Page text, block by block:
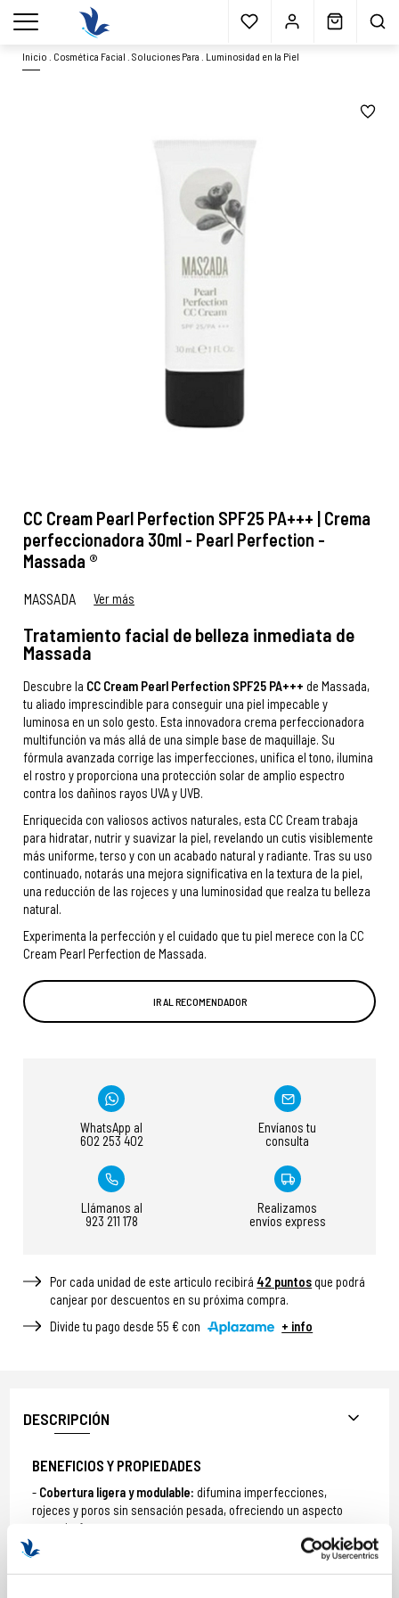
Envío gratisa partir 40€* Muestras gratis Blog
menu
Inicio Cosmética Facial .Soluciones Para Luminosidad en la Piel
CC Cream Pearl Perfection SPF25 PA+++ | Crema
perfeccionadora 30ml - Pearl Perfection -
Massada ®
MASSADA Ver más
Tratamiento facial de belleza inmediata de
Massada
Descubre la CC Cream Pearl Perfection SPF25 PA+++ de Massada,
tu aliado imprescindible para conseguir una piel impecable y
luminosa en un solo gesto. Esta innovadora crema perfeccionadora
multifunción va más allá de una simple base de maquillaje. Su
fórmula avanzada corrige las imperfecciones, unifica el tono, ilumina
el rostro y proporciona una protección solar de amplio espectro
contra los dañinos rayos UVA y UVB.
Enriquecida con valiosos activos naturales, esta CC Cream trabaja
para hidratar, nutrir y suavizar la piel, revelando un cutis visiblemente
más uniforme, terso y con un acabado natural y radiante. Tras su uso
continuado, notarás una mejora significativa en la textura de la piel,
una reducción de las rojeces y una luminosidad que realza tu belleza
natural.
Experimenta la perfección y el cuidado que tu piel merece con la CC
Cream Pearl Perfection de Massada.
IR AL RECOMENDADOR
WhatsApp al
602 253 402
Envíanos tu
consulta
Llámanos al
923 211 178
Realizamos
envíos express
Por cada unidad de este articulo recibirá 42 puntos que podrá
canjear por descuentos en su próxima compra.
Divide tu pago desde 55 € con
+ info
DESCRIPCIÓN
BENEFICIOS Y PROPIEDADES
Cobertura ligera y modulable: difumina imperfecciones,
rojeces y poros sin sensación pesada, ofreciendo un aspecto
natural y fresco.
Unifica el tono de la piel:
aporta luminosidad para un cutis